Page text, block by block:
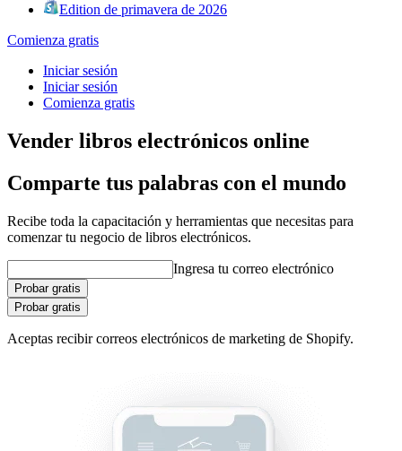
Edition de primavera de 2026
Comienza gratis
Iniciar sesión
Iniciar sesión
Comienza gratis
Vender libros electrónicos online
Comparte tus palabras con el mundo
Recibe toda la capacitación y herramientas que necesitas para
comenzar tu negocio de libros electrónicos.
Ingresa tu correo electrónico
Probar gratis
Probar gratis
Aceptas recibir correos electrónicos de marketing de Shopify.